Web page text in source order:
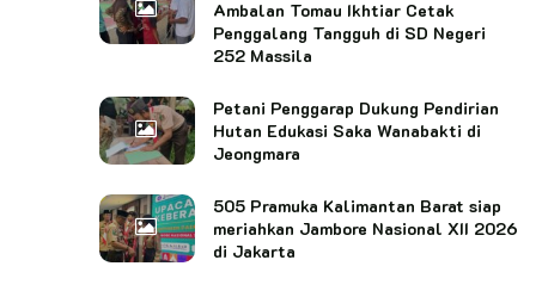
Ambalan Tomau Ikhtiar Cetak
Penggalang Tangguh di SD Negeri
252 Massila
Petani Penggarap Dukung Pendirian
Hutan Edukasi Saka Wanabakti di
Jeongmara
505 Pramuka Kalimantan Barat siap
meriahkan Jambore Nasional XII 2026
di Jakarta